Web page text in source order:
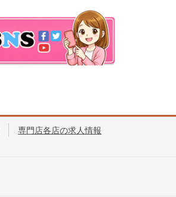
専門店各店の求人情報